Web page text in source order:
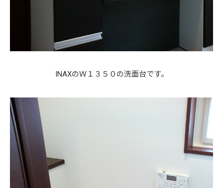
INAXのＷ１３５０の洗面台です。